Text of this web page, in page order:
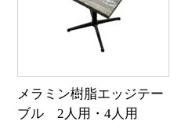
メラミン樹脂エッジテー
ブル 2人用・4人用